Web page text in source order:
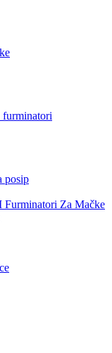
posip
Furminatori Za Mačke